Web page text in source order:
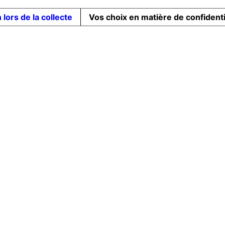
lors de la collecte Vos choix en matière de